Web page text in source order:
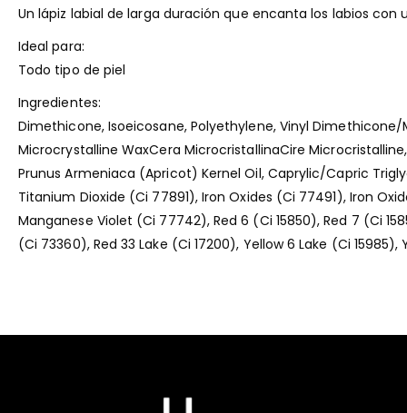
Un lápiz labial de larga duración que encanta los labios
Ideal para:
Todo tipo de piel
Ingredientes:
Dimethicone, Isoeicosane, Polyethylene, Vinyl
Microcrystalline WaxCera MicrocristallinaCire
Prunus Armeniaca (Apricot) Kernel Oil, Caprylic/Capric
Titanium Dioxide (Ci 77891), Iron Oxides (Ci 77491), Iron
Manganese Violet (Ci 77742), Red 6 (Ci 15850), Red 7 (Ci
(Ci 73360), Red 33 Lake (Ci 17200), Yellow 6 Lake (Ci 15985),